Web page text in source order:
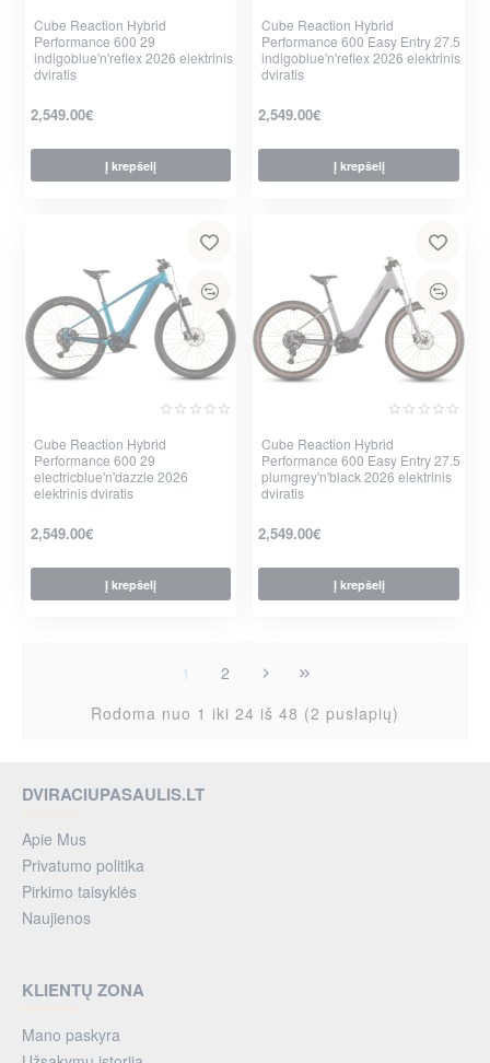
Cube Reaction Hybrid
Performance 600 29
indigoblue'n'reflex 2026 elektrinis
dviratis
2,549.00€
Į krepšelį
Cube Reaction Hybrid
Performance 600 Easy Entry 27.5
indigoblue'n'reflex 2026 elektrinis
dviratis
2,549.00€
Į krepšelį
Cube Reaction Hybrid
Performance 600 29
electricblue'n'dazzle 2026
elektrinis dviratis
2,549.00€
Į krepšelį
Cube Reaction Hybrid
Performance 600 Easy Entry 27.5
plumgrey'n'black 2026 elektrinis
dviratis
2,549.00€
Į krepšelį
1
2
Rodoma nuo 1 iki 24 iš 48 (2 puslapių)
DVIRACIUPASAULIS.LT
Apie Mus
Privatumo politika
Pirkimo taisyklės
Naujienos
KLIENTŲ ZONA
Mano paskyra